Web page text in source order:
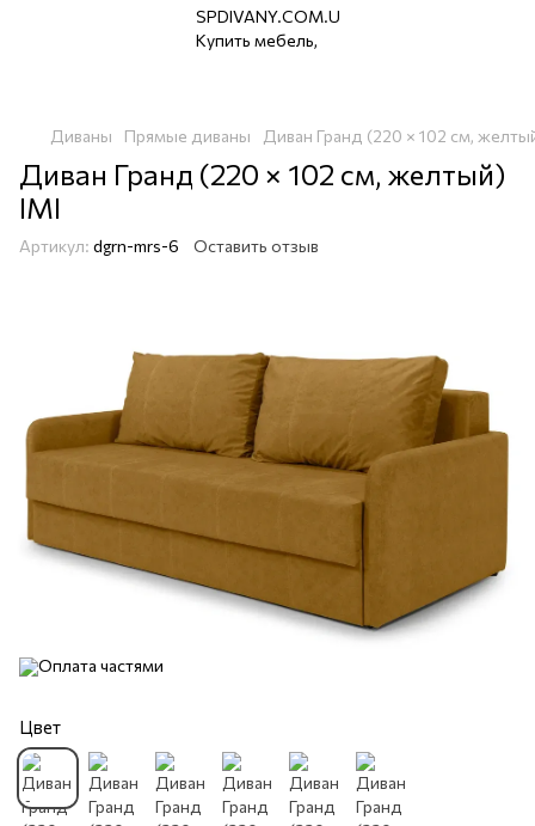
Диваны Прямые диваны Диван Гранд (220 × 102 см,
Диван Гранд (220 × 102 см, желтый)
IMI
Артикул: dgrn-mrs-6 Оставить отзыв
Цвет